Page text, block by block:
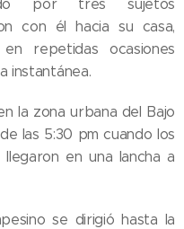
por tres sujetos
con él hacia su casa,
repetidas ocasiones
instantánea.
la zona urbana del Bajo
las 5:30 pm cuando los
en una lancha a
se dirigió hasta la